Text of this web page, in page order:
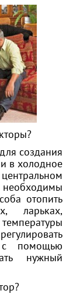
создания
в холодное
отопить
ларьках,
помощью
нужный